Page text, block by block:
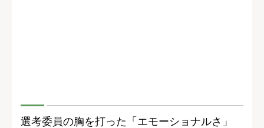
選考委員の胸を打った「エモーショナルさ」